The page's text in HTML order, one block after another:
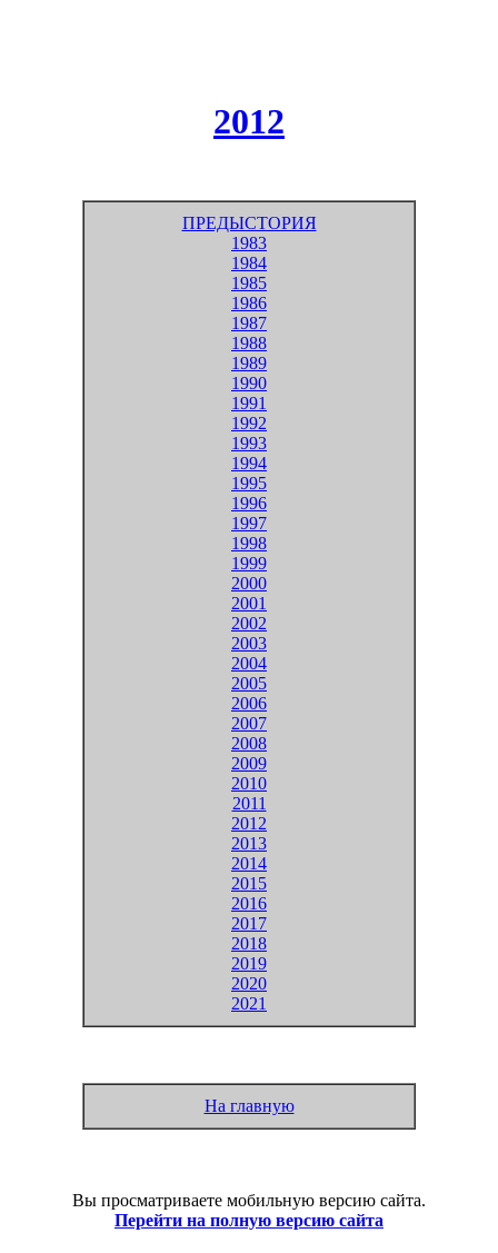
2012
ПРЕДЫСТОРИЯ
1983
1984
1985
1986
1987
1988
1989
1990
1991
1992
1993
1994
1995
1996
1997
1998
1999
2000
2001
2002
2003
2004
2005
2006
2007
2008
2009
2010
2011
2012
2013
2014
2015
2016
2017
2018
2019
2020
2021
На главную
Вы просматриваете мобильную версию сайта.
Перейти на полную версию сайта